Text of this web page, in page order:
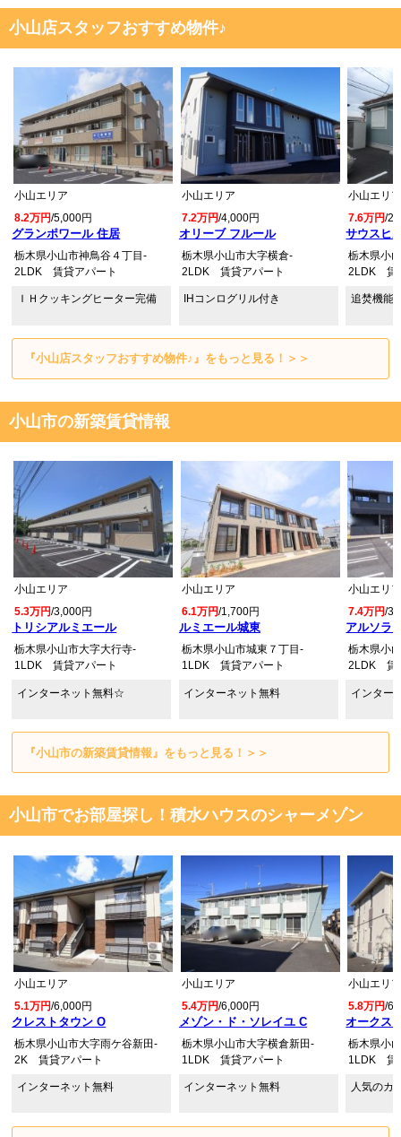
小山店スタッフおすすめ物件♪
グランポワール 住居
小山エリア
8.2万円/5,000円
栃木県小山市神鳥谷４丁目-
2LDK 賃貸アパート
ＩＨクッキングヒーター完備
オリーブ フルール
小山エリア
7.2万円/4,000円
栃木県小山市大字横倉-
2LDK 賃貸アパート
IHコンログリル付き
サウスヒ
小山エリ
7.6万円/
栃木県小
2LDK 賃
追焚機能
『小山店スタッフおすすめ物件♪』をもっと見る！＞＞
小山市の新築賃貸情報
トリシアルミエール
小山エリア
5.3万円/3,000円
栃木県小山市大字大行寺-
1LDK 賃貸アパート
インターネット無料☆
ルミエール城東
小山エリア
6.1万円/1,700円
栃木県小山市城東７丁目-
1LDK 賃貸アパート
インターネット無料
アルソラ
小山エリ
7.4万円/
栃木県小
2LDK 賃
インター
『小山市の新築賃貸情報』をもっと見る！＞＞
小山市でお部屋探し！積水ハウスのシャーメゾン
クレストタウン O
小山エリア
5.1万円/6,000円
栃木県小山市大字雨ケ谷新田-
2K 賃貸アパート
インターネット無料
メゾン・ド・ソレイユ C
小山エリア
5.4万円/6,000円
栃木県小山市大字横倉新田-
1LDK 賃貸アパート
インターネット無料
オークス
小山エリ
5.8万円/
栃木県小
1LDK 賃
人気のカ